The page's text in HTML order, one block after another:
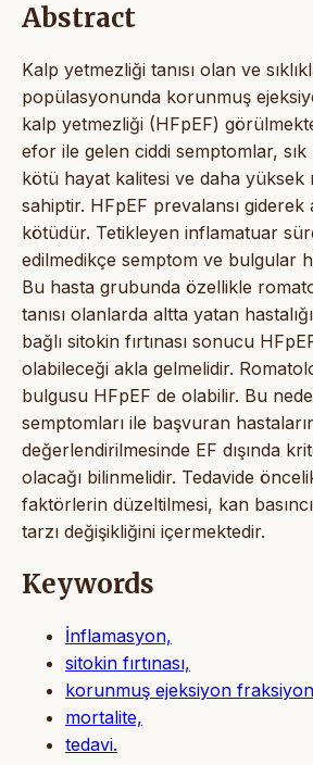
Abstract
Kalp yetmezliği tanısı olan ve
popülasyonunda korunmuş
kalp yetmezliği (HFpEF)
efor ile gelen ciddi semptomlar, sık
kötü hayat kalitesi ve daha yüksek
sahiptir. HFpEF prevalansı
kötüdür. Tetikleyen inflamatuar
edilmedikçe semptom ve bulgular
Bu hasta grubunda özellikle
tanısı olanlarda altta yatan
bağlı sitokin fırtınası sonucu
olabileceği akla gelmelidir.
bulgusu HFpEF de olabilir. Bu
semptomları ile başvuran
değerlendirilmesinde EF dışında
olacağı bilinmelidir. Tedavide
faktörlerin düzeltilmesi, kan
tarzı değişikliğini içermektedir.
Keywords
İnflamasyon,
sitokin fırtınası,
korunmuş ejeksiyon
mortalite,
tedavi.